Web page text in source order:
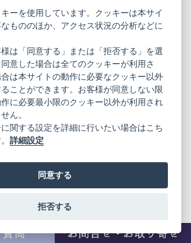
レート
イト
きものやまと振
袖
サイト
ご利用案内
ー
特定商取引法に基づく表記
© 2019 YAMATO CO, LTD.
ーを使用しています。クッキーは本サイ
なもののほか、アクセス状況の分析などに
は「同意する」または「拒否する」を選
意した場合は全てのクッキーが利用さ
は本サイトの動作に必要なクッキー以外
ことができます。お客様が同意しない限
に必要最小限のクッキー以外が利用され
ん。
関する設定を詳細に行いたい場合はこち
詳細設定
同意する
拒否する